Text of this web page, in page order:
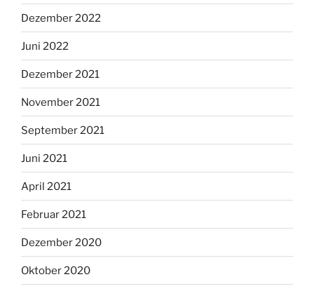
Dezember 2022
Juni 2022
Dezember 2021
November 2021
September 2021
Juni 2021
April 2021
Februar 2021
Dezember 2020
Oktober 2020